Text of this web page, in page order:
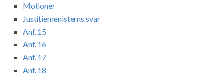
Motioner
Justitiemenisterns svar
Anf. 15
Anf. 16
Anf. 17
Anf. 18